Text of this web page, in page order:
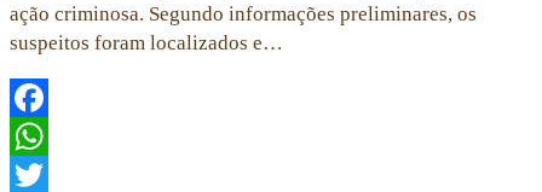
ação criminosa. Segundo informações preliminares, os
suspeitos foram localizados e…
Facebook
WhatsApp